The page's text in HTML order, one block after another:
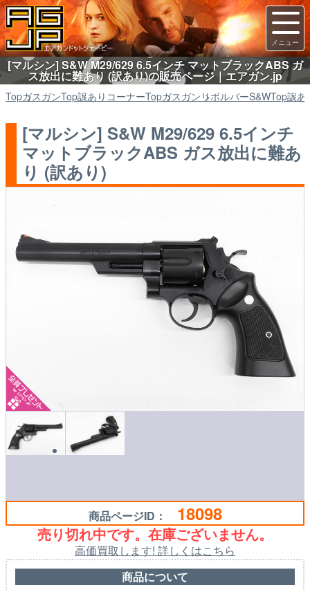
[マルシン] S&W M29/629 6.5インチ マットブラックABS ガ
ス放出に難あり (訳あり)の販売ページ｜エアガン.jp
TopガスガンTop訳ありコーナーTopガスガン リボルバーS&WTop訳あ
[マルシン] S&W M29/629 6.5インチ
マットブラックABS ガス放出に難あ
り (訳あり)
商品ページID： 18098
売り切れ中です。在庫ございません。
高価買取します! 詳しくはこちら
商品について